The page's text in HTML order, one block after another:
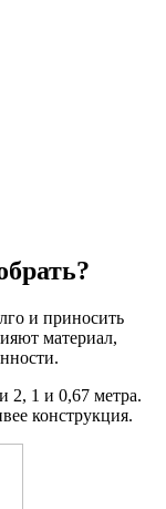
и приносить
материал,
2, 1 и 0,67 метра.
конструкция.